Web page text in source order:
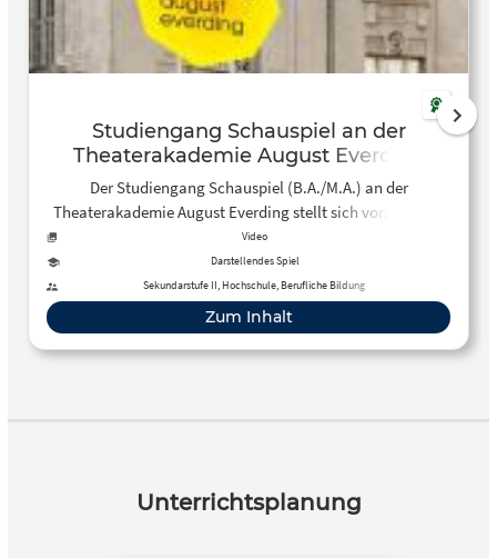
Studiengang Schauspiel an der
Theaterakademie August Everding
Der Studiengang Schauspiel (B.A./M.A.) an der
Theaterakademie August Everding stellt sich vor: Tamara
Romera Ginés und Hardy Punzel erzählen von ihrem
Studium an der größten Ausbildungsstätte für
Bühnenberufe im deutschsprachigen Raum!
Video
Darstellendes Spiel
Sekundarstufe II, Hochschule, Berufliche Bildung
Zum Inhalt
Unterrichtsplanung